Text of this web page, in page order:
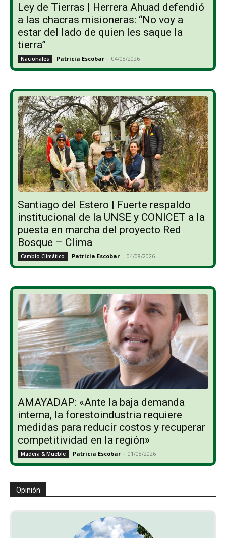
Ley de Tierras | Herrera Ahuad defendió
a las chacras misioneras: “No voy a
estar del lado de quien les saque la
tierra”
Nacionales Patricia Escobar - 04/08/2026
Santiago del Estero | Fuerte respaldo
institucional de la UNSE y CONICET a la
puesta en marcha del proyecto Red
Bosque – Clima
Cambio Climático Patricia Escobar - 04/08/2026
AMAYADAP: «Ante la baja demanda
interna, la forestoindustria requiere
medidas para reducir costos y recuperar
competitividad en la región»
Madera & Mueble Patricia Escobar - 01/08/2026
Opinión